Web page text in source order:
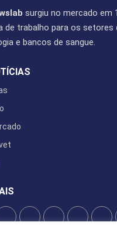
surgiu no mercado em
de trabalho para os setores
e bancos de sangue.